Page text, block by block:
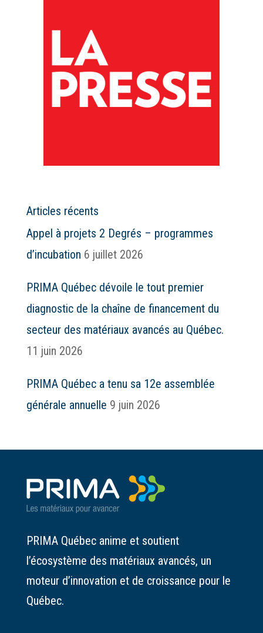
Articles récents
Appel à projets 2 Degrés – programmes
d’incubation 6 juillet 2026
PRIMA Québec dévoile le tout premier
diagnostic de la chaîne de financement du
secteur des matériaux avancés au Québec.
11 juin 2026
PRIMA Québec a tenu sa 12e assemblée
générale annuelle 9 juin 2026
PRIMA Québec anime et soutient
l’écosystème des matériaux avancés, un
moteur d’innovation et de croissance pour le
Québec.